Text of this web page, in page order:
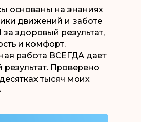
основаны на знаниях
движений и заботе
здоровый результат,
и комфорт.
работа ВСЕГДА дает
Проверено
тысяч моих